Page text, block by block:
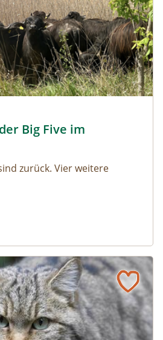
der Big Five im
Big Five im
zurück. Vier weitere
Korridor